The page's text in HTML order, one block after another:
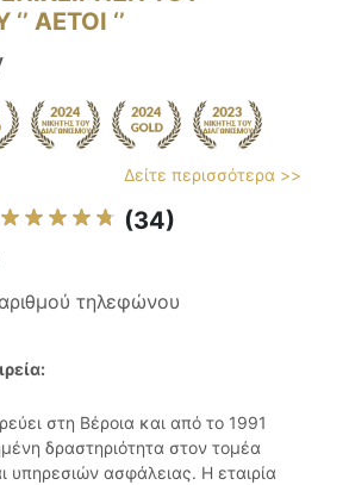
ΑΕΤΟΙ ‘’
Δείτε περισσότερα >>
(34)
τηλεφώνου
στη Βέροια και από το 1991
δραστηριότητα στον τομέα
ασφάλειας. Η εταιρία